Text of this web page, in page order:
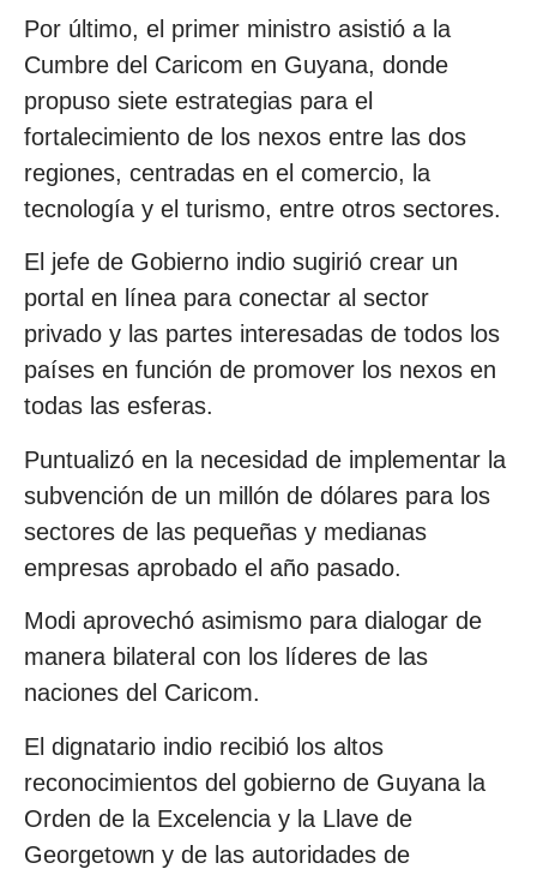
Por último, el primer ministro asistió a la
Cumbre del Caricom en Guyana, donde
propuso siete estrategias para el
fortalecimiento de los nexos entre las dos
regiones, centradas en el comercio, la
tecnología y el turismo, entre otros sectores.
El jefe de Gobierno indio sugirió crear un
portal en línea para conectar al sector
privado y las partes interesadas de todos los
países en función de promover los nexos en
todas las esferas.
Puntualizó en la necesidad de implementar la
subvención de un millón de dólares para los
sectores de las pequeñas y medianas
empresas aprobado el año pasado.
Modi aprovechó asimismo para dialogar de
manera bilateral con los líderes de las
naciones del Caricom.
El dignatario indio recibió los altos
reconocimientos del gobierno de Guyana la
Orden de la Excelencia y la Llave de
Georgetown y de las autoridades de